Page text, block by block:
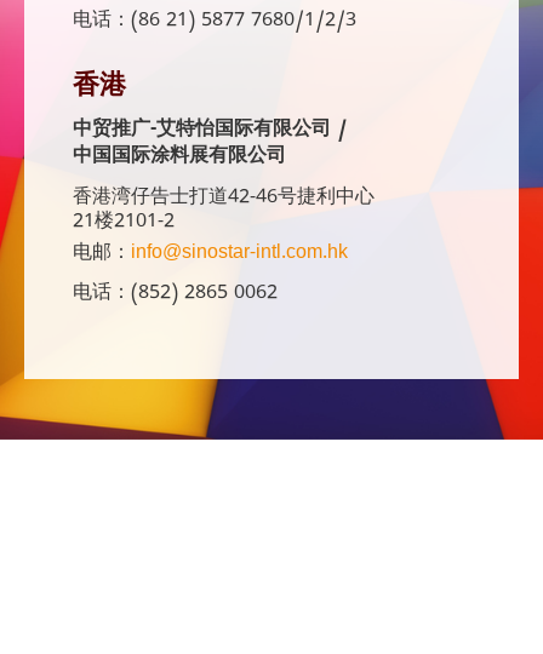
电话：(86 21) 5877 7680/1/2/3
香港
中贸推广-艾特怡国际有限公司 /
中国国际涂料展有限公司
香港湾仔告士打道42-46号捷利中心
21楼2101-2
电邮： info@sinostar-intl.com.hk
电话：(852) 2865 0062